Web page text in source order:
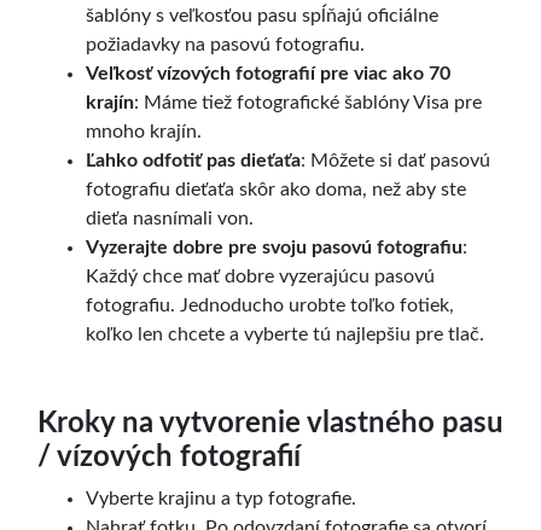
šablóny s veľkosťou pasu spĺňajú oficiálne
požiadavky na pasovú fotografiu.
Veľkosť vízových fotografií pre viac ako 70
krajín: Máme tiež fotografické šablóny Visa pre
mnoho krajín.
Ľahko odfotiť pas dieťaťa: Môžete si dať pasovú
fotografiu dieťaťa skôr ako doma, než aby ste
dieťa nasnímali von.
Vyzerajte dobre pre svoju pasovú fotografiu:
Každý chce mať dobre vyzerajúcu pasovú
fotografiu. Jednoducho urobte toľko fotiek,
koľko len chcete a vyberte tú najlepšiu pre tlač.
Kroky na vytvorenie vlastného pasu
/ vízových fotografií
Vyberte krajinu a typ fotografie.